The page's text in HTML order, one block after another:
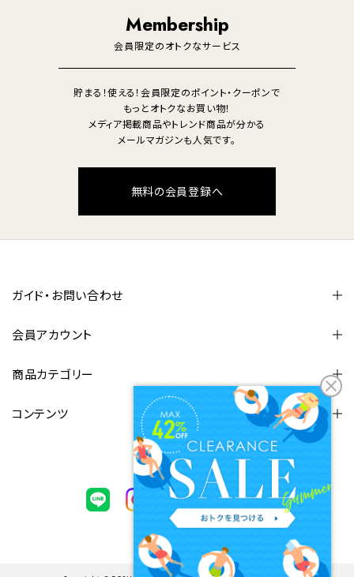
Membership
会員限定のオトクなサービス
貯まる！使える！会員限定のポイント・クーポンで
もっとオトクなお買い物！
メディア掲載商品やトレンド商品が分かる
メールマガジンも人気です。
無料の会員登録へ
ガイド・お問い合わせ
会員アカウント
商品カテゴリー
コンテンツ
FOLLOW US